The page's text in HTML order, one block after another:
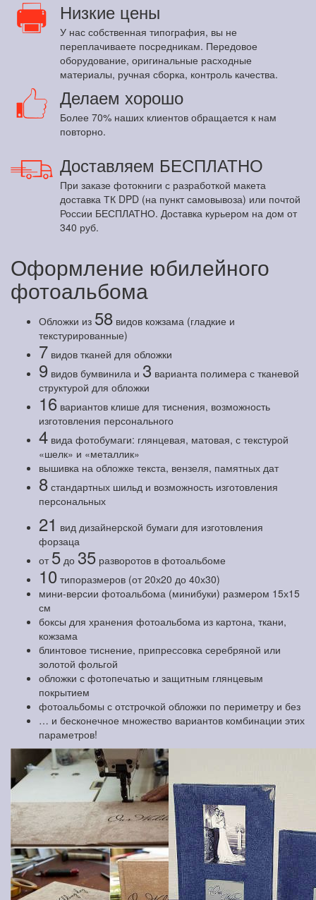
Низкие цены
У нас собственная типография, вы не
переплачиваете посредникам. Передовое
оборудование, оригинальные расходные
материалы, ручная сборка, контроль качества.
Делаем хорошо
Более 70% наших клиентов обращается к нам
повторно.
Доставляем БЕСПЛАТНО
При заказе фотокниги с разработкой макета
доставка ТК DPD (на пункт самовывоза) или почтой
России БЕСПЛАТНО. Доставка курьером на дом от
340 руб.
Оформление юбилейного
фотоальбома
Обложки из 58 видов кожзама (гладкие и
текстурированные)
7 видов тканей для обложки
9 видов бумвинила и 3 варианта полимера с тканевой
структурой для обложки
16 вариантов клише для тиснения, возможность
изготовления персонального
4 вида фотобумаги: глянцевая, матовая, с текстурой
«шелк» и «металлик»
вышивка на обложке текста, вензеля, памятных дат
8 стандартных шильд и возможность изготовления
персональных
21 вид дизайнерской бумаги для изготовления
форзаца
от 5 до 35 разворотов в фотоальбоме
10 типоразмеров (от 20х20 до 40х30)
мини-версии фотоальбома (минибуки) размером 15х15
см
боксы для хранения фотоальбома из картона, ткани,
кожзама
блинтовое тиснение, припрессовка серебряной или
золотой фольгой
обложки с фотопечатью и защитным глянцевым
покрытием
фотоальбомы с отстрочкой обложки по периметру и без
… и бесконечное множество вариантов комбинации этих
параметров!